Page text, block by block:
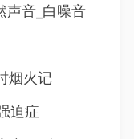
声音_白噪音
烟火记
迫症